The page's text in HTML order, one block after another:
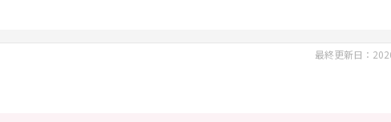
最終更新日：